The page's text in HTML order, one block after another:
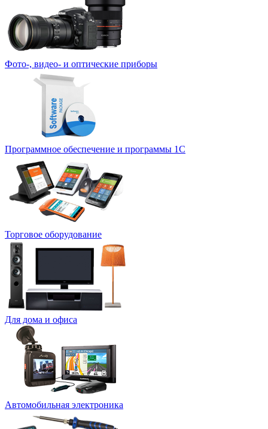
Фото-, видео- и оптические приборы
Программное обеспечение и программы 1С
Торговое оборудование
Для дома и офиса
Автомобильная электроника